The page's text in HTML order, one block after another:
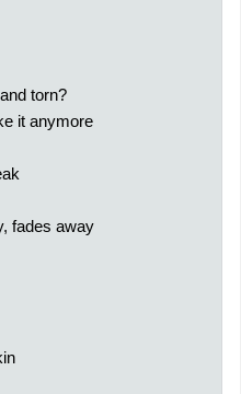
torn?
it anymore
fades away